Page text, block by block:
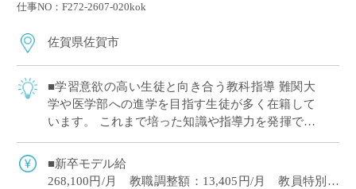
仕事NO：F272-2607-020kok
佐賀県佐賀市
■学習意欲の高い生徒と向き合う教科指導 難関大
学や医学部への進学を目指す生徒が多く在籍して
います。 これまで培った知識や指導力を発揮でき
と好待遇 新卒で約280,0 […]
■新卒モデル給
268,100円/月 教職調整額：13,405円/月 教員特別手